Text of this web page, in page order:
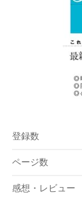
登録数
ページ数
感想・レビュー